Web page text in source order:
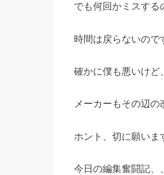
でも何回かミスする
時間は戻らないので
確かに僕も悪いけど
メーカーもその辺の
ホント、切に願いま
今日の編集奮闘記、、